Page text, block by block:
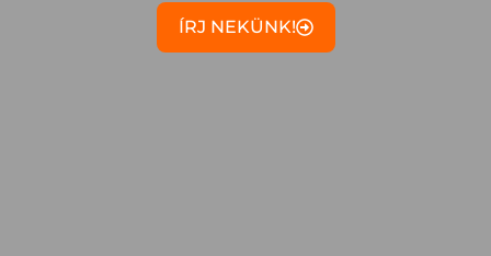
ÍRJ NEKÜNK!